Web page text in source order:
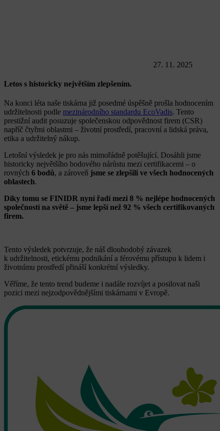
27. 11. 2025
Letos s historicky největším zlepšením.
Na konci léta naše tiskárna již posedmé úspěšně prošla hodnocením
udržitelnosti podle mezinárodního standardu EcoVadis. Tento
prestižní audit posuzuje společenskou odpovědnost firem (CSR)
napříč čtyřmi oblastmi – životní prostředí, pracovní a lidská práva,
etika a udržitelný nákup.
Letošní výsledek je pro nás mimořádně potěšující. Dosáhli jsme
historicky největšího bodového nárůstu mezi certifikacemi – o
rovných 6 bodů, a zároveň jsme se zlepšili ve všech hodnocených
oblastech.
Díky tomu se FINIDR nyní řadí mezi 8 % nejlépe hodnocených
společností na světě – jsme lepší než 92 % všech certifikovaných
firem.
Tento výsledek potvrzuje, že náš dlouhodobý závazek
k udržitelnosti, etickému podnikání a férovému přístupu k lidem i
životnímu prostředí přináší konkrétní výsledky.
Věříme, že tento trend budeme i nadále rozvíjet a posilovat naši
pozici mezi nejzodpovědnějšími tiskárnami v Evropě.